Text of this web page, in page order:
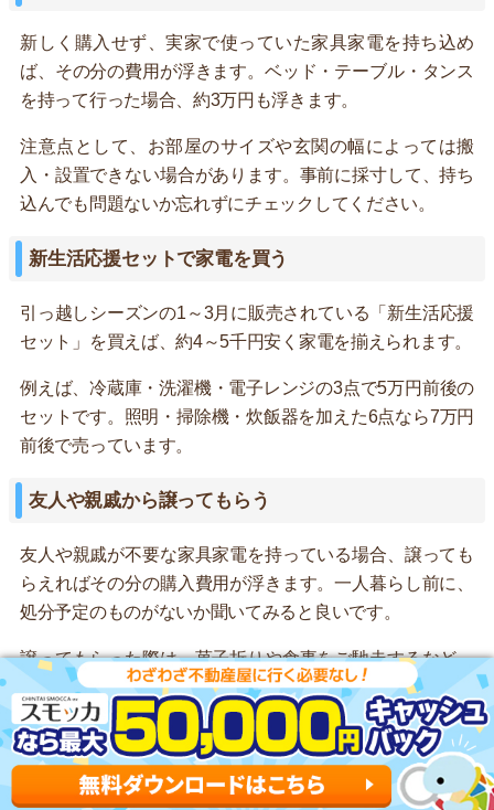
新しく購入せず、実家で使っていた家具家電を持ち込め
ば、その分の費用が浮きます。ベッド・テーブル・タンス
を持って行った場合、約3万円も浮きます。
注意点として、お部屋のサイズや玄関の幅によっては搬
入・設置できない場合があります。事前に採寸して、持ち
込んでも問題ないか忘れずにチェックしてください。
新生活応援セットで家電を買う
引っ越しシーズンの1～3月に販売されている「新生活応援
セット」を買えば、約4～5千円安く家電を揃えられます。
例えば、冷蔵庫・洗濯機・電子レンジの3点で5万円前後の
セットです。照明・掃除機・炊飯器を加えた6点なら7万円
前後で売っています。
友人や親戚から譲ってもらう
友人や親戚が不要な家具家電を持っている場合、譲っても
らえればその分の購入費用が浮きます。一人暮らし前に、
処分予定のものがないか聞いてみると良いです。
譲ってもらった際は、菓子折りや食事をご馳走するなど、
お礼するのを忘れないようにしましょう。
ディスカウントストアで買う
ディスカウントショップで中古品を購入すれば、一人暮ら